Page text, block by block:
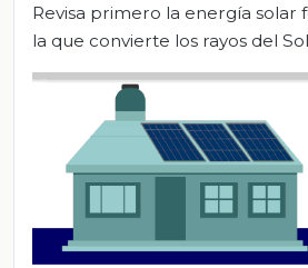
Revisa primero la energía solar
la que convierte los rayos del